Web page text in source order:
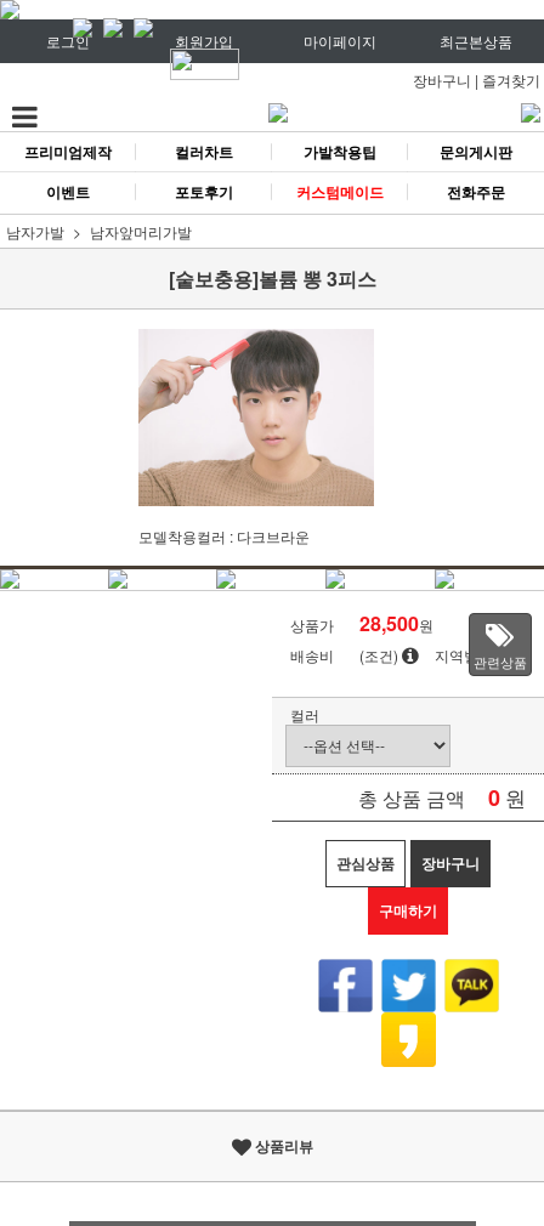
로그인 회원가입 마이페이지
최근본상품
장바구니 | 즐겨찾기
프리미엄제작 컬러차트 가발착용팁
문의게시판
이벤트
포토후기 커스텀메이드 전화주문
남자가발 남자앞머리가발
[숱보충용]볼륨 뽕 3피스
모델착용컬러 : 다크브라운
상품가 28,500원
배송비
(조건) 지역별관련상품
컬러
총 상품 금액 0 원
관심상품 장바구니
구매하기
상품리뷰